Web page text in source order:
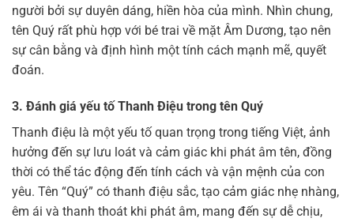
người bởi sự duyên dáng, hiền hòa của mình. Nhìn chung,
tên Quý rất phù hợp với bé trai về mặt Âm Dương, tạo nên
sự cân bằng và định hình một tính cách mạnh mẽ, quyết
đoán.
3. Đánh giá yếu tố Thanh Điệu trong tên Quý
Thanh điệu là một yếu tố quan trọng trong tiếng Việt, ảnh
hưởng đến sự lưu loát và cảm giác khi phát âm tên, đồng
thời có thể tác động đến tính cách và vận mệnh của con
yêu. Tên “Quý” có thanh điệu sắc, tạo cảm giác nhẹ nhàng,
êm ái và thanh thoát khi phát âm, mang đến sự dễ chịu,